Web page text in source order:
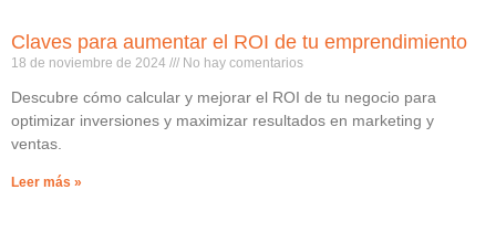
Claves para aumentar el ROI de tu emprendimiento
18 de noviembre de 2024 No hay comentarios
Descubre cómo calcular y mejorar el ROI de tu negocio para
optimizar inversiones y maximizar resultados en marketing y
ventas.
Leer más »